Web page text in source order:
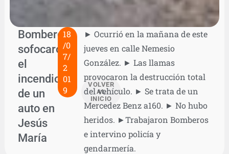
Bomberos
sofocaron
el
incendio
de un
auto en
Jesús
María
18
/0
7/
2
01
9
VOLVER
AL
INICIO
► Ocurrió en la mañana de este
jueves en calle Nemesio
González. ► Las llamas
provocaron la destrucción total
del vehículo. ► Se trata de un
Mercedez Benz a160. ► No hubo
heridos. ►Trabajaron Bomberos
e intervino policía y
gendarmería.